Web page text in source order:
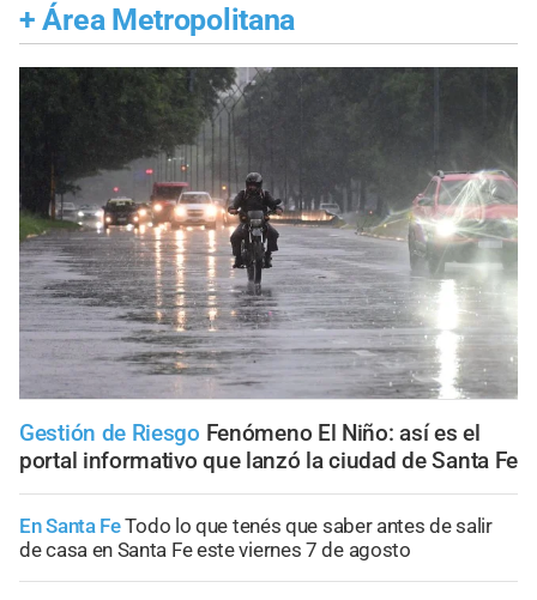
+ Área Metropolitana
Gestión de Riesgo Fenómeno El Niño: así es el
portal informativo que lanzó la ciudad de Santa Fe
En Santa FeTodo lo que tenés que saber antes de salir
de casa en Santa Fe este viernes 7 de agosto